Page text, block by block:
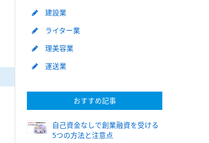
建設業
ライター業
理美容業
運送業
おすすめ記事
自己資金なしで創業融資を受ける
5つの方法と注意点